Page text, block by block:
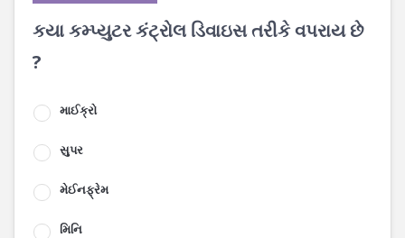
કયા કમ્પ્યુટર કંટ્રોલ ડિવાઇસ તરીકે વપરાય છે
?
માઈક્રો
સુપર
મેઈનફ્રેમ
મિનિ